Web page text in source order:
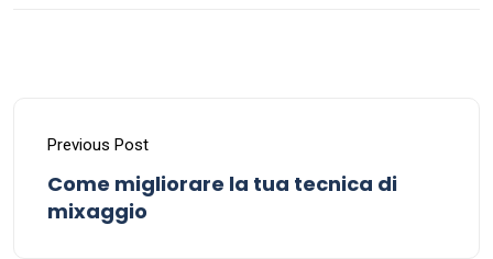
Previous Post
Come migliorare la tua tecnica di
mixaggio